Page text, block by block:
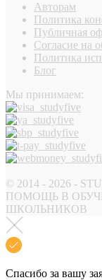
Авторам
Политика
Публичная
Согласие на
Политика
Блог
Мы принимаем:
© 2014 - 2026 -
ПОМОЩЬ В
ШКОЛЬНИКОВ
Спасибо за вашу